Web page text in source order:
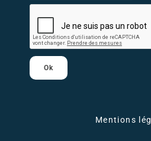
Ok
Mentions